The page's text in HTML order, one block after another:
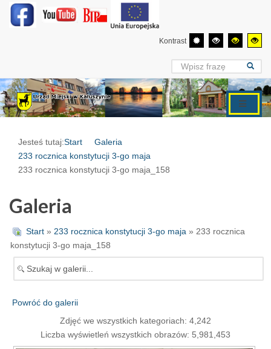
Kontrast
Jesteś tutaj:Start
Galeria
233 rocznica konstytucji 3-go maja
233 rocznica konstytucji 3-go maja_158
Galeria
Start » 233 rocznica konstytucji 3-go maja » 233 rocznica
konstytucji 3-go maja_158
Powróć do galerii
Zdjęć we wszystkich kategoriach: 4,242
Liczba wyświetleń wszystkich obrazów: 5,981,453